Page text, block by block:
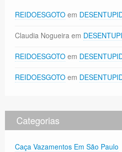
REIDOESGOTO em
Claudia Nogueira em
REIDOESGOTO em
REIDOESGOTO em
Categorias
Caça Vazamentos Em São Paulo